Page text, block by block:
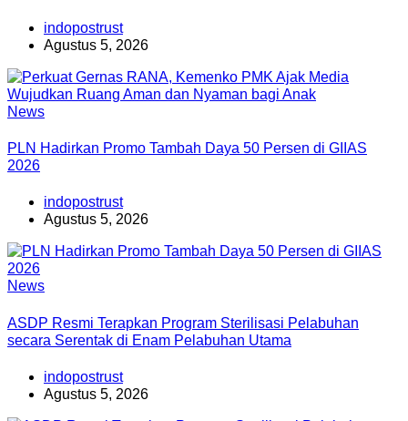
indopostrust
Agustus 5, 2026
News
PLN Hadirkan Promo Tambah Daya 50 Persen di GIIAS
2026
indopostrust
Agustus 5, 2026
News
ASDP Resmi Terapkan Program Sterilisasi Pelabuhan
secara Serentak di Enam Pelabuhan Utama
indopostrust
Agustus 5, 2026